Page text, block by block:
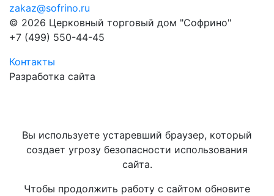
zakaz@sofrino.ru
© 2026 Церковный торговый дом "Софрино"
+7 (499) 550-44-45
Контакты
Разработка сайта
Вы используете устаревший браузер, который
создает угрозу безопасности использования
сайта.
Чтобы продолжить работу с сайтом обновите